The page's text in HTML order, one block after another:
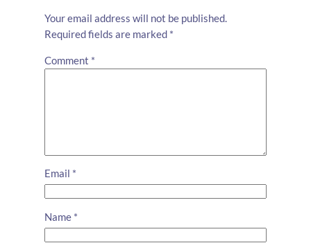
Your email address will not be published.
Required fields are marked *
Comment *
Email *
Name *